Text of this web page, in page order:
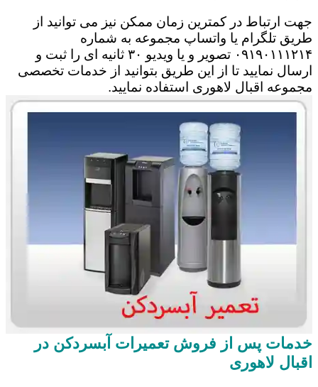
جهت ارتباط در کمترین زمان ممکن نیز می توانید از
طریق تلگرام یا واتساپ مجموعه به شماره
۰۹۱۹۰۱۱۱۲۱۴ تصویر و یا ویدیو ۳۰ ثانیه ای را ثبت و
ارسال نمایید تا از این طریق بتوانید از خدمات تخصصی
مجموعه اقبال لاهوری استفاده نمایید.
خدمات پس از فروش تعمیرات آبسردکن در
اقبال لاهوری